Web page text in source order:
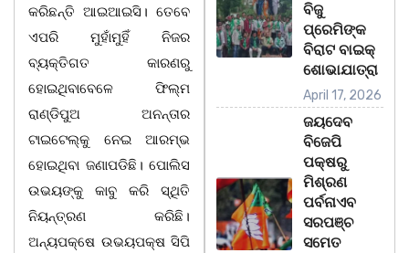
କରିଛନ୍ତି ଆଇଆଇସି। ତେବେ
ଏପରି ମୁହାଁମୁହିଁ ନିଜର
ବ୍ୟକ୍ତିଗତ କାରଣରୁ
ହୋଇଥିବାବେଳେ ଫିଲ୍ମ
ରାଣ୍ଡିପୁଅ ଅନନ୍ତାର
ଟାଇଟେଲ୍‌କୁ ନେଇ ଆରମ୍ଭ
ହୋଇଥିବା ଜଣାପଡିଛି। ପୋଲିସ
ଉଭୟଙ୍କୁ କାବୁ କରି ସ୍ଥିତି
ନିୟନ୍ତ୍ରଣ କରିଛି।
ଅନ୍ୟପକ୍ଷେ ଉଭୟପକ୍ଷ ସିପି
ବିଜୁ
ପ୍ରେମିଙ୍କ
ବିରାଟ ବାଇକ୍
ଶୋଭାଯାତ୍ରା
April 17, 2026
ଜୟଦେବ
ବିଜେପି
ପକ୍ଷରୁ
ମିଶ୍ରଣ
ପର୍ବନାଏବ
ସରପଞ୍ଚ
ସମେତ